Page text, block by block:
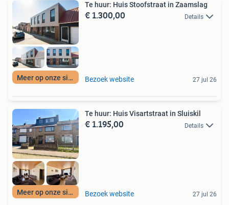
Meer op onze site
Te huur: Huis Stoofstraat in Zaamslag
€ 1.300,00 Details
Bezoek website 27 jul 26
Meer op onze site
Te huur: Huis Visartstraat in Sluiskil
€ 1.195,00 Details
Bezoek website 27 jul 26